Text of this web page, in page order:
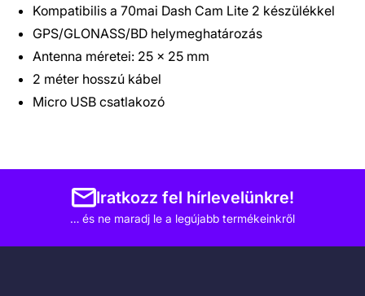
Kompatibilis a 70mai Dash Cam Lite 2 készülékkel
GPS/GLONASS/BD helymeghatározás
Antenna méretei: 25 × 25 mm
2 méter hosszú kábel
Micro USB csatlakozó
Iratkozz fel hírlevelünkre!
… és ne maradj le a legújabb termékeinkről